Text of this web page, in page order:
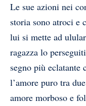
Le sue azioni nei
storia sono atroci e
lui si mette ad
ragazza lo
segno più eclatante
l’amore puro tra
amore morboso e